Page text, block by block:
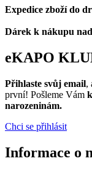
Expedice zboží do
Dárek k nákupu
eKAPO
Přihlaste svůj email,
první! Pošleme Vám
narozeninám.
Chci se přihlásit
Informace o